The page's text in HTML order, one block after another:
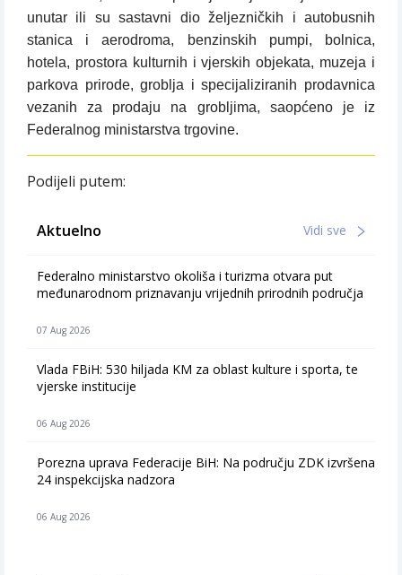
unutar ili su sastavni dio željezničkih i autobusnih
stanica i aerodroma, benzinskih pumpi, bolnica,
hotela, prostora kulturnih i vjerskih objekata, muzeja i
parkova prirode, groblja i specijaliziranih prodavnica
vezanih za prodaju na grobljima, saopćeno je iz
Federalnog ministarstva trgovine.
Podijeli putem:
Aktuelno Vidi sve
Federalno ministarstvo okoliša i turizma otvara put
međunarodnom priznavanju vrijednih prirodnih područja
07 Aug 2026
Vlada FBiH: 530 hiljada KM za oblast kulture i sporta, te
vjerske institucije
06 Aug 2026
Porezna uprava Federacije BiH: Na području ZDK izvršena
24 inspekcijska nadzora
06 Aug 2026